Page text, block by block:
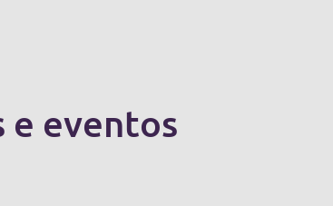
e eventos